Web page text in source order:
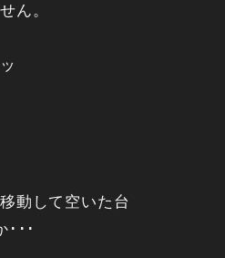
ん。
動して空いた台
･･･